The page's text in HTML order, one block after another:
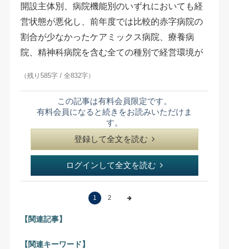
開設主体別、病院機能別のいずれにおいても経
営状態が悪化し、前年度では比較的赤字病院の
割合が少なかったケアミックス病院、療養病
院、精神科病院を含む全ての種別で経営環境が
（残り585字 / 全832字）
この記事は有料会員限定です。
有料会員になると続きをお読みいただけま
す。
登録して全文を読む
ログインして全文を読む
1 2
【関連記事】
【関連キーワード】